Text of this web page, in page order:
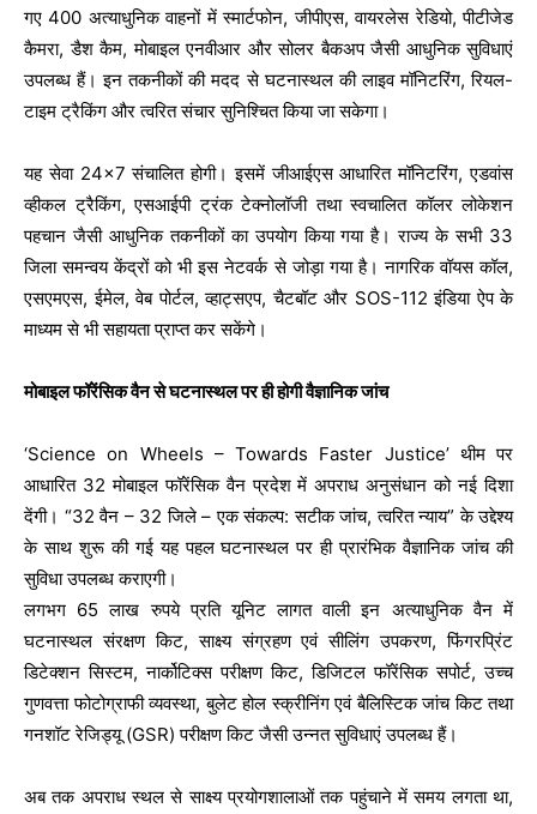
गए 400 अत्याधुनिक वाहनों में स्मार्टफोन, जीपीएस, वायरलेस रेडियो, पीटीजेड
कैमरा, डैश कैम, मोबाइल एनवीआर और सोलर बैकअप जैसी आधुनिक सुविधाएं
उपलब्ध हैं। इन तकनीकों की मदद से घटनास्थल की लाइव मॉनिटरिंग, रियल-
टाइम ट्रैकिंग और त्वरित संचार सुनिश्चित किया जा सकेगा।
यह सेवा 24×7 संचालित होगी। इसमें जीआईएस आधारित मॉनिटरिंग, एडवांस
व्हीकल ट्रैकिंग, एसआईपी ट्रंक टेक्नोलॉजी तथा स्वचालित कॉलर लोकेशन
पहचान जैसी आधुनिक तकनीकों का उपयोग किया गया है। राज्य के सभी 33
जिला समन्वय केंद्रों को भी इस नेटवर्क से जोड़ा गया है। नागरिक वॉयस कॉल,
एसएमएस, ईमेल, वेब पोर्टल, व्हाट्सएप, चैटबॉट और SOS-112 इंडिया ऐप के
माध्यम से भी सहायता प्राप्त कर सकेंगे।
मोबाइल फॉरेंसिक वैन से घटनास्थल पर ही होगी वैज्ञानिक जांच
‘Science on Wheels – Towards Faster Justice’ थीम पर
आधारित 32 मोबाइल फॉरेंसिक वैन प्रदेश में अपराध अनुसंधान को नई दिशा
देंगी। “32 वैन – 32 जिले – एक संकल्प: सटीक जांच, त्वरित न्याय” के उद्देश्य
के साथ शुरू की गई यह पहल घटनास्थल पर ही प्रारंभिक वैज्ञानिक जांच की
सुविधा उपलब्ध कराएगी।
लगभग 65 लाख रुपये प्रति यूनिट लागत वाली इन अत्याधुनिक वैन में
घटनास्थल संरक्षण किट, साक्ष्य संग्रहण एवं सीलिंग उपकरण, फिंगरप्रिंट
डिटेक्शन सिस्टम, नार्कोटिक्स परीक्षण किट, डिजिटल फॉरेंसिक सपोर्ट, उच्च
गुणवत्ता फोटोग्राफी व्यवस्था, बुलेट होल स्क्रीनिंग एवं बैलिस्टिक जांच किट तथा
गनशॉट रेजिड्यू (GSR) परीक्षण किट जैसी उन्नत सुविधाएं उपलब्ध हैं।
अब तक अपराध स्थल से साक्ष्य प्रयोगशालाओं तक पहुंचाने में समय लगता था,